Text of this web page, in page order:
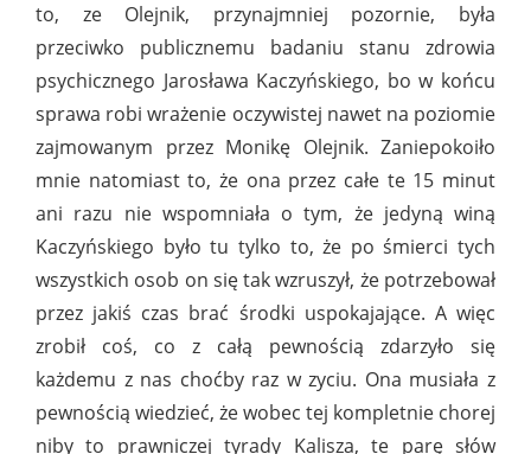
to, ze Olejnik, przynajmniej pozornie, była
przeciwko publicznemu badaniu stanu zdrowia
psychicznego Jarosława Kaczyńskiego, bo w końcu
sprawa robi wrażenie oczywistej nawet na poziomie
zajmowanym przez Monikę Olejnik. Zaniepokoiło
mnie natomiast to, że ona przez całe te 15 minut
ani razu nie wspomniała o tym, że jedyną winą
Kaczyńskiego było tu tylko to, że po śmierci tych
wszystkich osob on się tak wzruszył, że potrzebował
przez jakiś czas brać środki uspokajające. A więc
zrobił coś, co z całą pewnością zdarzyło się
każdemu z nas choćby raz w zyciu. Ona musiała z
pewnością wiedzieć, że wobec tej kompletnie chorej
niby to prawniczej tyrady Kalisza, te parę słów